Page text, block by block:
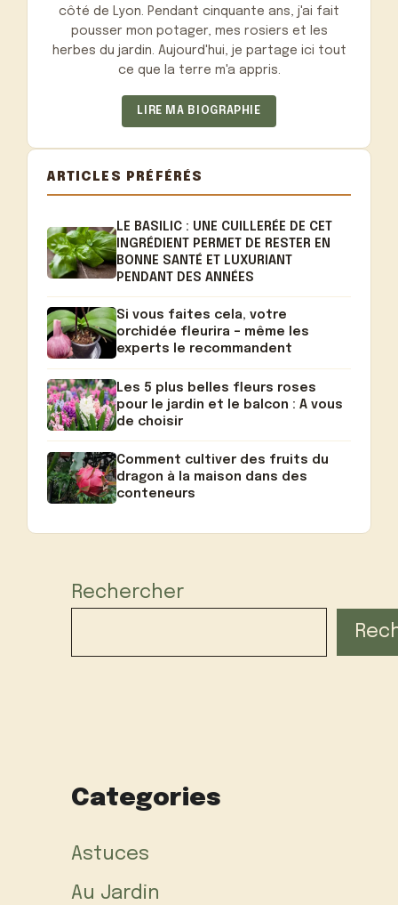
côté de Lyon. Pendant cinquante ans, j'ai fait
pousser mon potager, mes rosiers et les
herbes du jardin. Aujourd'hui, je partage ici tout
ce que la terre m'a appris.
LIRE MA BIOGRAPHIE
ARTICLES PRÉFÉRÉS
LE BASILIC : UNE CUILLERÉE DE CET
INGRÉDIENT PERMET DE RESTER EN
BONNE SANTÉ ET LUXURIANT
PENDANT DES ANNÉES
Si vous faites cela, votre
orchidée fleurira – même les
experts le recommandent
Les 5 plus belles fleurs roses
pour le jardin et le balcon : A vous
de choisir
Comment cultiver des fruits du
dragon à la maison dans des
conteneurs
Rechercher
Categories
Astuces
Au Jardin